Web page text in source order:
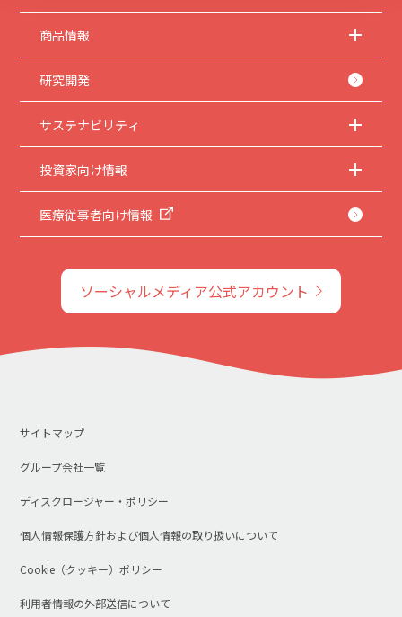
商品情報
研究開発
サステナビリティ
投資家向け情報
医療従事者向け情報
ソーシャルメディア公式アカウント
サイトマップ
グループ会社一覧
ディスクロージャー・ポリシー
個人情報保護方針および個人情報の取り扱いについて
Cookie（クッキー）ポリシー
利用者情報の外部送信について